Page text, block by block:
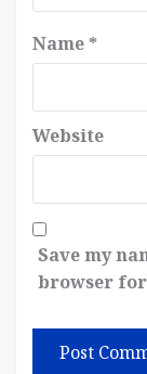
Name *
Website
Save my
browser